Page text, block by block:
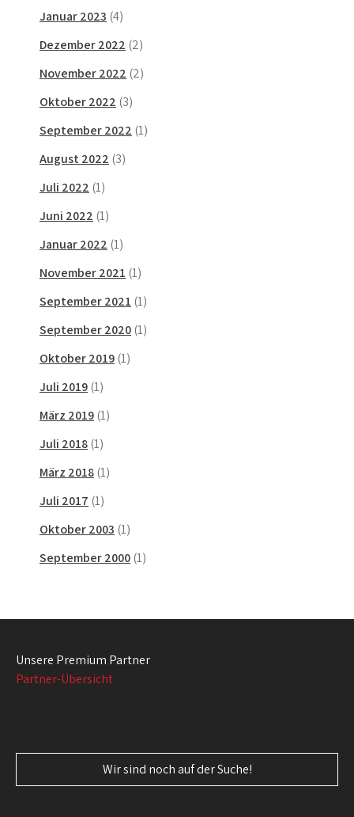
Januar 2023 (4)
Dezember 2022 (2)
November 2022 (2)
Oktober 2022 (3)
September 2022 (1)
August 2022 (3)
Juli 2022 (1)
Juni 2022 (1)
Januar 2022 (1)
November 2021 (1)
September 2021 (1)
September 2020(1)
Oktober 2019(1)
Juli 2019(1)
März 2019(1)
Juli 2018(1)
März 2018(1)
Juli 2017 (1)
Oktober 2003 (1)
September 2000(1)
Unsere Premium Partner
Partner-Übersicht
Wir sind noch auf der Suche!